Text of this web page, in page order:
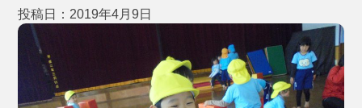
投稿日：2019年4月9日